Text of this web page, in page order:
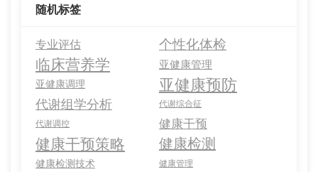
随机标签
专业评估 个性化体检
临床营养学 亚健康管理
亚健康调理 亚健康预防
代谢组学分析
代谢综合征
代谢调控
健康干预
健康干预策略 健康检测
健康检测技术 健康管理